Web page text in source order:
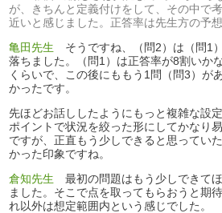
が、きちんと定義付けをして、その中で
近いと感じました。正答率は先生方の予
亀田先生 そうですね、（問2）は（問1
落ちました。（問1）は正答率が8割いか
くらいで、この後にももう1問（問3）が
かったです。
先ほどお話ししたようにもっと複雑な設
ポイントで状況を絞った形にしてかなり
ですが、正直もう少しできると思ってい
かった印象ですね。
倉知先生最初の問題はもう少しできて
ました。そこで点を取ってもらおうと期
れ以外は想定範囲内という感じでした。